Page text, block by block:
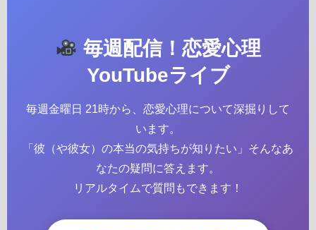
毎週配信！恋愛心理
YouTubeライブ
毎週金曜日 21時から、恋愛心理について深掘りして
います。
「彼（や彼女）の本当の気持ちが知りたい」そんなあ
なたの疑問に答えます。
リアルタイムで質問もできます！